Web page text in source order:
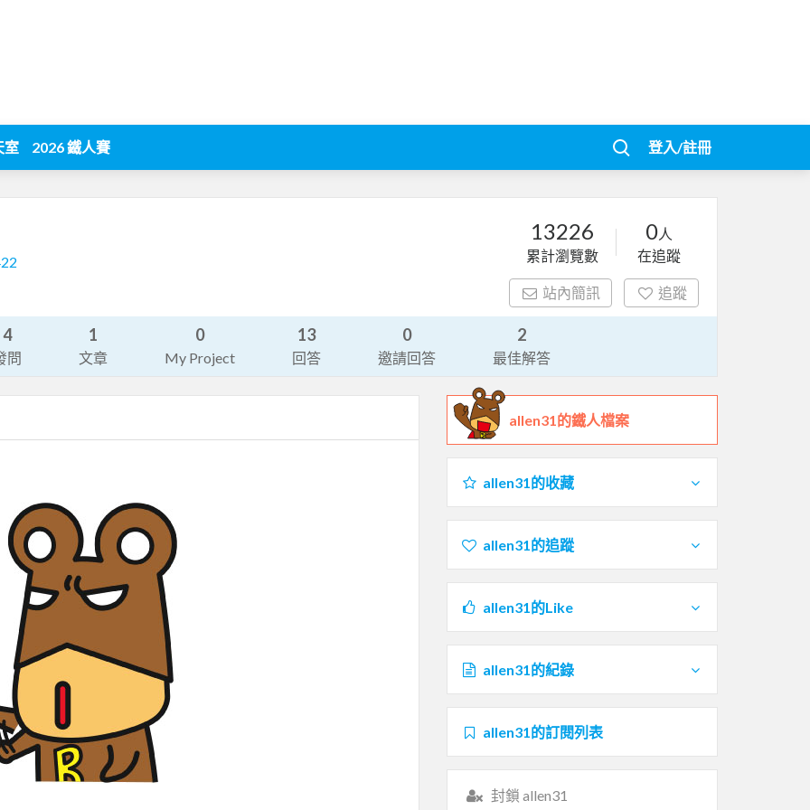
室 2026 鐵人賽 登入/註冊
13226
累計瀏覽數
0人
在追蹤
站內簡訊 追蹤
4
問
1
文章
0
My Project
13
回答
0
邀請回答
2
最佳解答
allen31的鐵人檔案
allen31的收藏
allen31的追蹤
allen31的Like
allen31的紀錄
allen31的訂閱列表
封鎖 allen31